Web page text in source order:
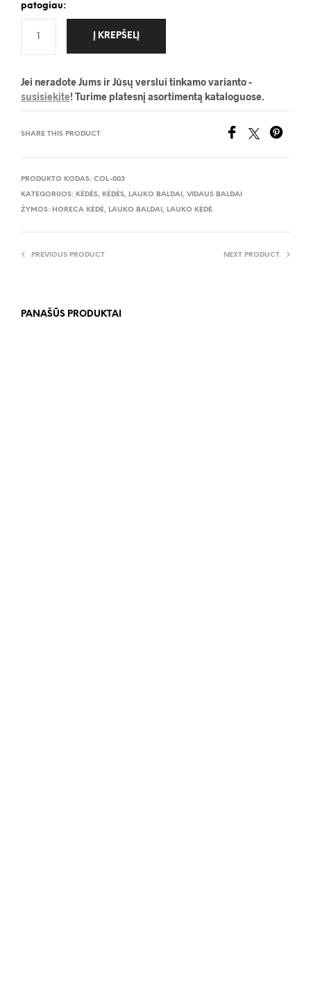
patogiau:
Į KREPŠELĮ
Jei neradote Jums ir Jūsų verslui tinkamo varianto -
susisiekite! Turime platesnį asortimentą kataloguose.
SHARE THIS PRODUCT
PRODUKTO KODAS: COL-003
KATEGORIJOS: KĖDĖS, KĖDĖS, LAUKO BALDAI , VIDAUS BALDAI
ŽYMOS: HORECA KĖDĖ, LAUKO BALDAI , LAUKO KĖDĖ
PREVIOUS PRODUCT NEXT PRODUCT
PANAŠŪS PRODUKTAI